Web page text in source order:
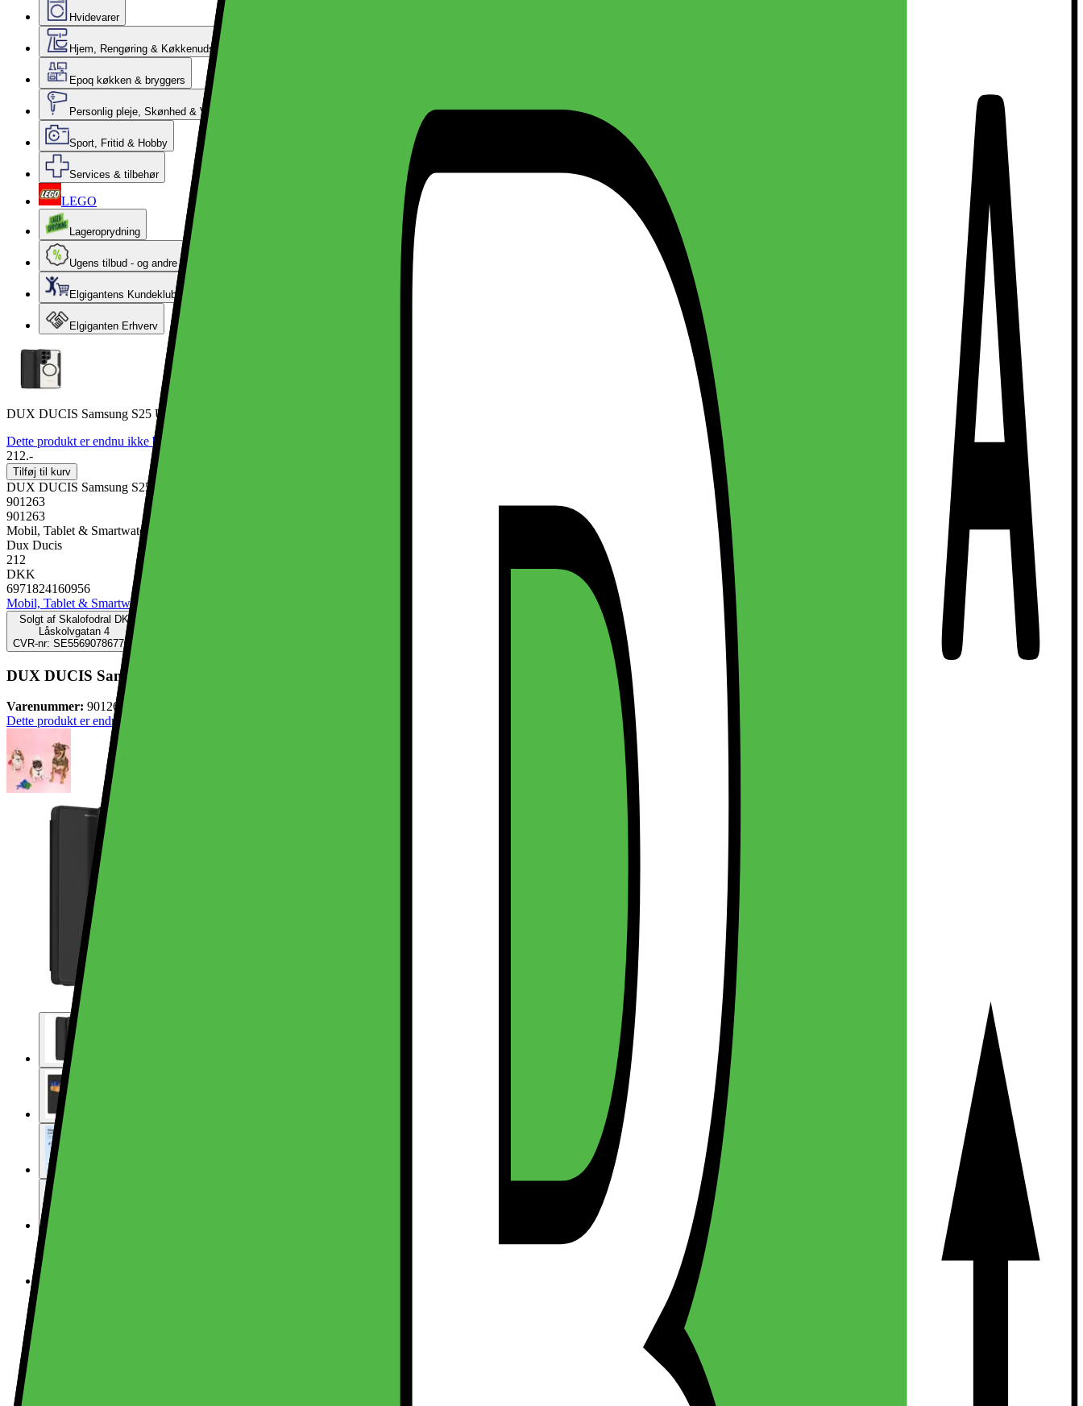
Hvidevarer
Hjem, Rengøring & Køkkenudstyr
Epoq køkken & bryggers
Personlig pleje, Skønhed & Velvære
Sport, Fritid & Hobby
Services & tilbehør
LEGO
Lageroprydning
Ugens tilbud - og andre gode priser
Elgigantens Kundeklub
Elgiganten Erhverv
DUX DUCIS Samsung S25 Ultra Skin X Pro Flip Cover - Sort
Dette produkt er endnu ikke blevet bedømt.
212.-
Tilføj til kurv
DUX DUCIS Samsung S25 Ultra Skin X Pro Flip Cover - Sort
901263
901263
Mobil, Tablet & Smartwatch, Mobiltilbehør, Mobilcovers
Dux Ducis
212
DKK
6971824160956
Mobil, Tablet & Smartwatch
Solgt af Skalofodral DK
Låskolvgatan 4
CVR-nr: SE556907867701
DUX DUCIS Samsung S25 Ultra Skin X Pro Flip Cover - Sort
Varenummer: 901263
Dette produkt er endnu ikke blevet bedømt.